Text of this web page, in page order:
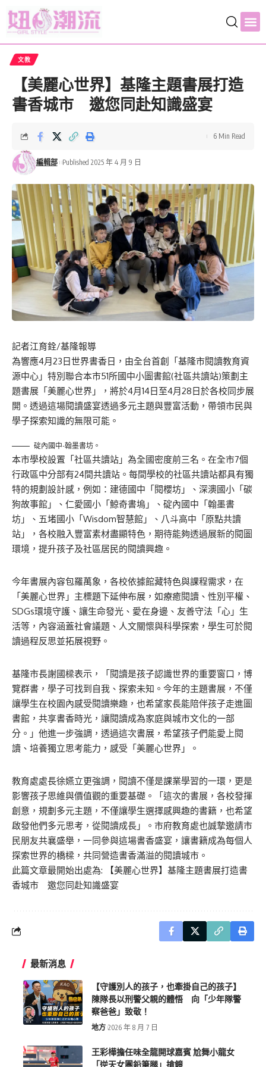
文教
【美麗心世界】基隆主題書展打造
書香城市 邀您同赴知識盛宴
編輯部 Published 2025 年 4 月 9 日
6 Min Read
記者江育銓/基隆報導
為響應4月23日世界書香日，由全台首創「基隆市閱讀教育資
源中心」特別聯合本市51所國中小圖書館(社區共讀站)策劃主
題書展「美麗心世界」，將於4月14日至4月28日於各校同步展
開。透過這場閱讀盛宴透過多元主題與豐富活動，帶領市民與
學子探索知識的無限可能。
碇內國中-翰墨書坊。
本市學校設置「社區共讀站」為全國密度前三名。在全市7個
行政區中分部有24間共讀站。每間學校的社區共讀站都具有獨
特的規劃設計感，例如：建德國中「閱櫻坊」、深澳國小「碳
狗故事館」、仁愛國小「鯨奇書塢」、碇內國中「翰墨書
坊」、五堵國小「Wisdom智慧館」、八斗高中「原點共讀
站」，各校融入豐富素材盡顯特色，期待能夠透過展新的閱圖
環境，提升孩子及社區居民的閱讀興趣。
今年書展內容包羅萬象，各校依據館藏特色與課程需求，在
「美麗心世界」主標題下延伸布展，如療癒閱讀、性別平權、
SDGs環境守護、讓生命發光、愛在身邊、友善守法「心」生
活等，內容涵蓋社會議題、人文關懷與科學探索，學生可於閱
讀過程反思並拓展視野。
基隆市長謝國樑表示，「閱讀是孩子認識世界的重要窗口，博
覽群書，學子可找到自我、探索未知。今年的主題書展，不僅
讓學生在校園內感受閱讀樂趣，也希望家長能陪伴孩子走進圖
書館，共享書香時光，讓閱讀成為家庭與城市文化的一部
分。」他進一步強調，透過這次書展，希望孩子們能愛上閱
讀、培養獨立思考能力，感受「美麗心世界」。
教育處處長徐嬿立更強調，閱讀不僅是課業學習的一環，更是
影響孩子思維與價值觀的重要基礎。「這次的書展，各校發揮
創意，規劃多元主題，不僅讓學生選擇感興趣的書籍，也希望
啟發他們多元思考，從閱讀成長」。市府教育處也誠摯邀請市
民朋友共襄盛舉，一同參與這場書香盛宴，讓書籍成為每個人
探索世界的橋樑，共同營造書香滿溢的閱讀城市。
此篇文章最開始出處為:
【美麗心世界】基隆主題書展打造書
香城市 邀您同赴知識盛宴
最新消息
【守護別人的孩子，也牽掛自己的孩子】
陳隊長以刑警父親的體悟 向「少年隊警
察爸爸」致敬！
地方 2026 年 8 月 7 日
王彩樺擔任味全龍開球嘉賓 尬舞小龍女
「逆天女團鉛筆腿」搶鏡